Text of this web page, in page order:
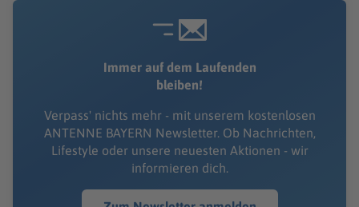
Immer auf dem Laufenden
bleiben!
Verpass' nichts mehr - mit unserem kostenlosen
ANTENNE BAYERN Newsletter. Ob Nachrichten,
Lifestyle oder unsere neuesten Aktionen - wir
informieren dich.